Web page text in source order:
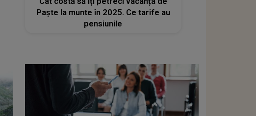
Paște la munte în 2025. Ce tarife au
pensiunile